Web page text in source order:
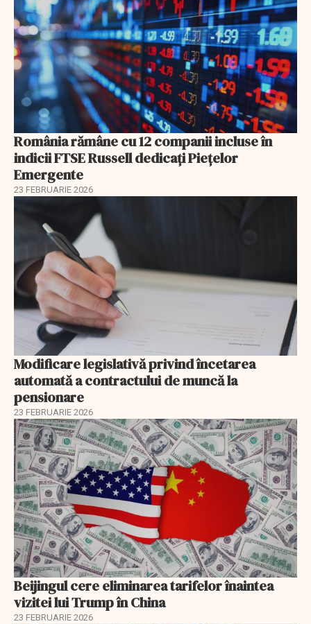
România rămâne cu 12 companii incluse în
indicii FTSE Russell dedicați Piețelor
Emergente
23 FEBRUARIE 2026
Modificare legislativă privind încetarea
automată a contractului de muncă la
pensionare
23 FEBRUARIE 2026
Beijingul cere eliminarea tarifelor înaintea
vizitei lui Trump în China
23 FEBRUARIE 2026